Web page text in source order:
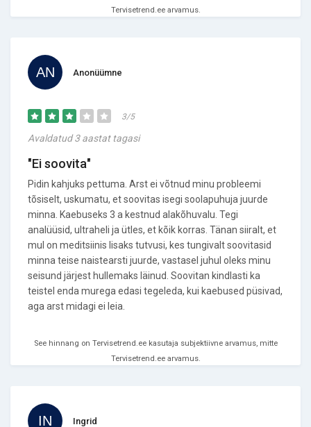
Tervisetrend.ee arvamus.
Anonüümne
3/5
Avaldatud 3 aastat tagasi
"Ei soovita"
Pidin kahjuks pettuma. Arst ei võtnud minu probleemi
tõsiselt, uskumatu, et soovitas isegi soolapuhuja juurde
minna. Kaebuseks 3 a kestnud alakõhuvalu. Tegi
analüüsid, ultraheli ja ütles, et kõik korras. Tänan siiralt, et
mul on meditsiinis lisaks tutvusi, kes tungivalt soovitasid
minna teise naistearsti juurde, vastasel juhul oleks minu
seisund järjest hullemaks läinud. Soovitan kindlasti ka
teistel enda murega edasi tegeleda, kui kaebused püsivad,
aga arst midagi ei leia.
See hinnang on Tervisetrend.ee kasutaja subjektiivne arvamus, mitte
Tervisetrend.ee arvamus.
Ingrid